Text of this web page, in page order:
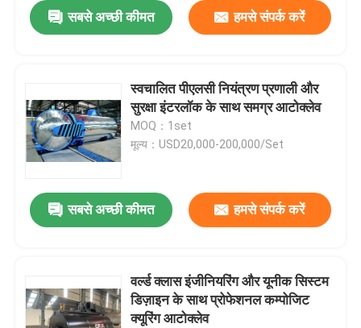
सबसे अच्छी कीमत हमसे संपर्क करें
स्वचालित पीएलसी नियंत्रण प्रणाली और
सुरक्षा इंटरलॉक के साथ समग्र आटोक्लेव
MOQ：1set
मूल्य：USD20,000-200,000/Set
सबसे अच्छी कीमत हमसे संपर्क करें
वर्ल्ड क्लास इंजीनियरिंग और यूनीक सिस्टम
डिज़ाइन के साथ प्रोफेशनल कम्पोजिट
क्यूरिंग आटोक्लेव